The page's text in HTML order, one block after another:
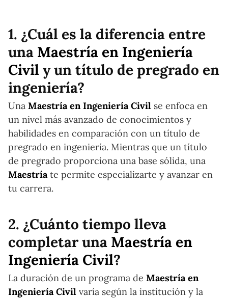
1. ¿Cuál es la diferencia entre
una Maestría en Ingeniería
Civil y un título de pregrado en
ingeniería?
Una Maestría en Ingeniería Civil se enfoca en
un nivel más avanzado de conocimientos y
habilidades en comparación con un título de
pregrado en ingeniería. Mientras que un título
de pregrado proporciona una base sólida, una
Maestríate permite especializarte y avanzar en
tu carrera.
2. ¿Cuánto tiempo lleva
completar una Maestría en
Ingeniería Civil?
La duración de un programa de Maestría en
Ingeniería Civil varía según la institución y la